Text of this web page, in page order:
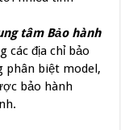
tâm Bảo hành
địa chỉ bảo
phân biệt model,
bảo hành